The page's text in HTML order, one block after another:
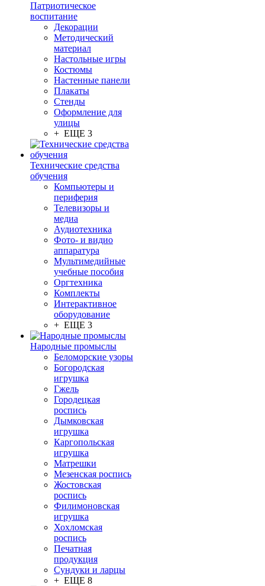
Патриотическое
воспитание
Декорации
Методический
материал
Настольные игры
Костюмы
Настенные панели
Плакаты
Стенды
Оформление для
улицы
+ ЕЩЕ 3
Технические средства
обучения
Компьютеры и
периферия
Телевизоры и
медиа
Аудиотехника
Фото- и видио
аппаратура
Мультимедийные
учебные пособия
Оргтехника
Комплекты
Интерактивное
оборудование
+ ЕЩЕ 3
Народные промыслы
Беломорские узоры
Богородская
игрушка
Гжель
Городецкая
роспись
Дымковская
игрушка
Каргопольская
игрушка
Матрешки
Мезенская роспись
Жостовская
роспись
Филимоновская
игрушка
Хохломская
роспись
Печатная
продукция
Сундуки и ларцы
+ ЕЩЕ 8